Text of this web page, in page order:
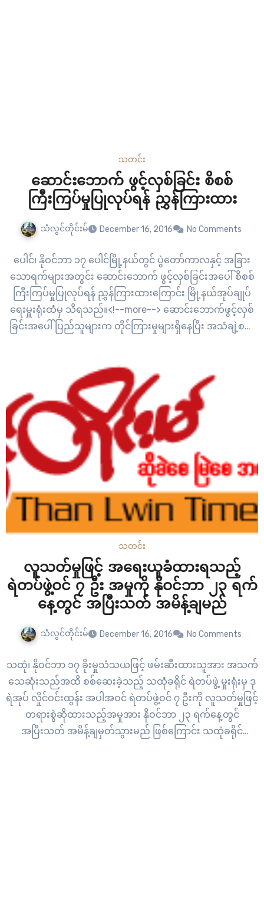
သတင်း
ဆောင်းဘောက် ဖွင့်လှစ်ခြင်း စိစစ်
ကြီးကြပ်မှုပြုလုပ်ရန် ညွှန်ကြားထား
သံလွင်တိုင်းမ် December 16, 2016 No Comments
ပေါင်၊ နိုဝင်ဘာ ၁၇ ပေါင်မြို့နယ်တွင် ပွဲတော်ကာလနှင့် အခြား
သောရက်များအတွင်း ဆောင်းဘောက် ဖွင့်လှစ်ခြင်းအပေါ် စိစစ်
ကြီးကြပ်မှုပြုလုပ်ရန် ညွှန်ကြားထားကြောင်း မြို့နယ်အုပ်ချုပ်
ရေးမှူးရုံးထံမှ သိရသည်။<!--more--> ဆောင်းဘောက်ဖွင့်လှစ်
ခြင်းအပေါ် ပြည်သူများက တိုင်ကြားမှုများရှိနေပြီး အသံချဲ့စက်
ကထိန်ခင်းတာရှိတယ်။ ဆောင်းဘောက် ၂ လုံးက အကျယ်ဆုံး
အပြိုင်အဆိုင် ထုနေကြတာ အိမ်မှာဘယ်လိုမှနေလို့မရဘူး။…
သတင်း
လူသတ်မှုဖြင့် အရေးယူခံထားရသည့်
ရဲတပ်ဖွဲ့ဝင် ၇ ဦး အမှုကို နိုဝင်ဘာ ၂၃ ရက်
နေ့တွင် အပြီးသတ် အမိန့်ချမည်
သံလွင်တိုင်းမ် December 16, 2016 No Comments
သထုံ၊ နိုဝင်ဘာ ၁၇ ခိုးမှုသံသယဖြင့် ဖမ်းဆီးထားသူအား အသက်
သေဆုံးသည်အထိ စစ်ဆေးခဲ့သည့် သထုံခရိုင် ရဲတပ်ဖွဲ့ မှုးရုံးမှ ဒု
ရဲအုပ် လှိုင်ဝင်းထွန်း အပါအဝင် ရဲတပ်ဖွဲ့ဝင် ၇ ဦးကို လူသတ်မှုဖြင့်
တရားစွဲဆိုထားသည့်အမှုအား နိုဝင်ဘာ ၂၃ ရက်နေ့တွင်
အပြီးသတ် အမိန့်ချမှတ်သွားမည် ဖြစ်ကြောင်း သထုံခရိုင်